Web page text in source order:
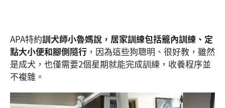
APA特約訓犬師小魯媽說，居家訓練包括籠內訓練、定
點大小便和腳側隨行 ，因為這些狗聰明、很好教，雖然
是成犬，也僅需要2個星期就能完成訓練，收養程序並
不複雜。